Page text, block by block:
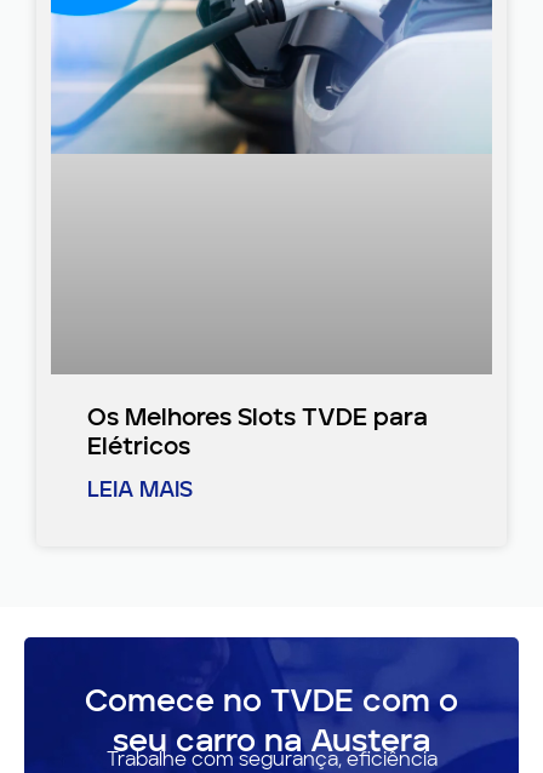
Os Melhores Slots TVDE para
Elétricos
LEIA MAIS
Comece no TVDE com o
seu carro na Austera
Trabalhe com segurança, eficiência